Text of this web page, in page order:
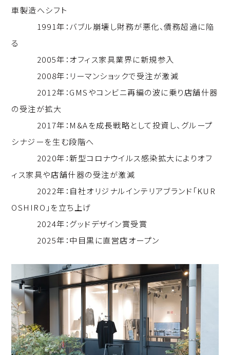
車製造へシフト
1991年：バブル崩壊し財務が悪化、債務超過に陥
る
2005年：オフィス家具業界に新規参入
2008年：リーマンショックで受注が激減
2012年：GMSやコンビニ再編の波に乗り店舗什器
の受注が拡大
2017年：M&Aを成長戦略として投資し、グループ
シナジーを生む段階へ
2020年：新型コロナウイルス感染拡大によりオフ
ィス家具や店舗什器の受注が激減
2022年：自社オリジナルインテリアブランド「KUR
OSHIRO」を立ち上げ
2024年：グッドデザイン賞受賞
2025年：中目黒に直営店オープン